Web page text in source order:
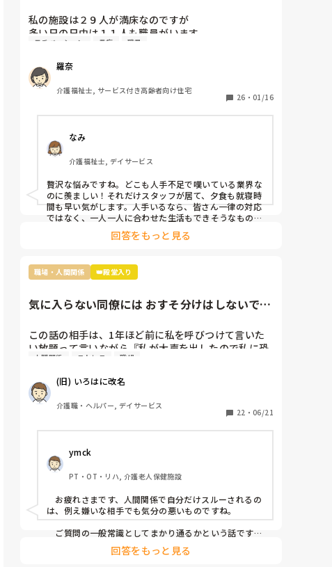
私の施設は２９人が満床なのですが
多い日の日中は１１人も職員がいます。
なので暇すぎて仕事内容がないです。
2人は掃除担当なので居室掃除やシーツ交換は
掃除担当がされるのですが、介護側の職員のすること
もないため廊下の掃除や壁拭き、手すり消毒などの掃
除をしています。
レクは午前と午後にしているし、他に何か職員がした
不満なのは16時までの勤務の職員が多いので、16時〜
18時は2人です。17時夕食が提供されるのですが
早く食べてもらって18時までには全員寝てもらうんで
す。
モチベーション 愚痴 職員
羅奈
介護福祉士, サービス付き高齢者向け住宅
26 ・ 01/16
なみ
介護福祉士, デイサービス
贅沢な悩みですね。どこも人手不足で嘆いている業界な
のに羨ましい！それだけスタッフが居て、夕食も就寝時
間も早い気がします。人手いるなら、皆さん一律の対応
ではなく、一人一人に合わせた生活もできそうなもので
す。利用者さんと寄り添って会話をしてニーズを拾い上
げたり、散歩に行ったり、イベントを開催したり、工作
るのが介護です。スタッフ同士で世間話して時間を潰し
ていませんか？利用者様の生活の質向上のために何がで
回答をもっと見る
職場・人間関係 👑殿堂入り
気に入らない同僚には おすそ分けはしないです
この話の相手は、1年ほど前に私を呼びつけて言いた
い放題って言いながら『私が大声を出したので私に恐
怖を感じ、仕事が一緒にできない』と因縁をつけてき
た 看護師Nなんですが…
当時、現場にいた関係者に事情聴取をした結果、 レク
リエーションも止まらなかったし、誰も仲裁には来な
かったので思ったほど大声を出しているようには聞こ
がなんと言っても、私は、あの時、大声を出されて恐
怖を感じた』とずっと言い続けていて、この話を境
に、敵意というより憎悪をむき出しにするようになっ
てきました。
そんなある日のことです。看護師Nがどこかに旅行に
行ってきたのでお土産をみんなの連絡用のレターケー
スの中に入れあったんですが、私のところにだけ入っ
ていなかったですね。
人間関係 ストレス 職場
(旧) いろはに改名
介護職・ヘルパー, デイサービス
22 ・ 06/21
ymck
PT・OT・リハ, 介護老人保健施設
お疲れさまです、人間関係で自分だけスルーされるの
は、例え嫌いな相手でも気分の悪いものですね。
ご質問の一般常識としてまかり通るかという話です
が、まかり通りはするけど別の意味で良くないことだと
思います。つまり、お土産誰に配るかは本人の自由では
回答をもっと見る